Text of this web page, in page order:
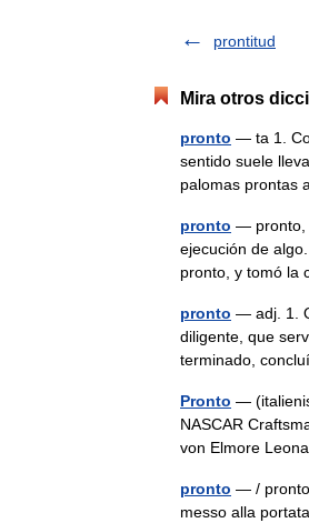
prontitud
Mira otros
pronto — ta 1.
sentido suele
palomas prontas
pronto — pronto,
ejecución de
pronto, y tomó
pronto — adj. 1.
diligente, que
terminado,
Pronto —
NASCAR
von Elmore
pronto — /
messo alla